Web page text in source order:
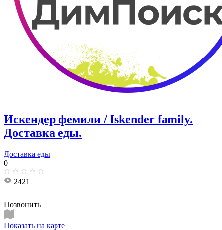
Искендер фемили / Iskender family.
Доставка еды.
Доставка еды
0
2421
Позвонить
Показать на карте